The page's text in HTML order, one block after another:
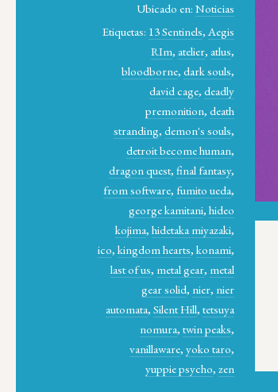
Ubicado en:Noticias
Etiquetas: 13 Sentinels,Aegis
RIm, atelier, atlus,
bloodborne,dark souls,
david cage,deadly
premonition,death
stranding,demon's souls,
detroit become human,
dragon quest,final fantasy,
from software, fumito ueda,
george kamitani,hideo
kojima,hidetaka miyazaki,
ico,kingdom hearts,konami,
last of us, metal gear, metal
gear solid, nier, nier
automata,Silent Hill,tetsuya
nomura,twin peaks,
vanillaware,yoko taro,
yuppie psycho,zen